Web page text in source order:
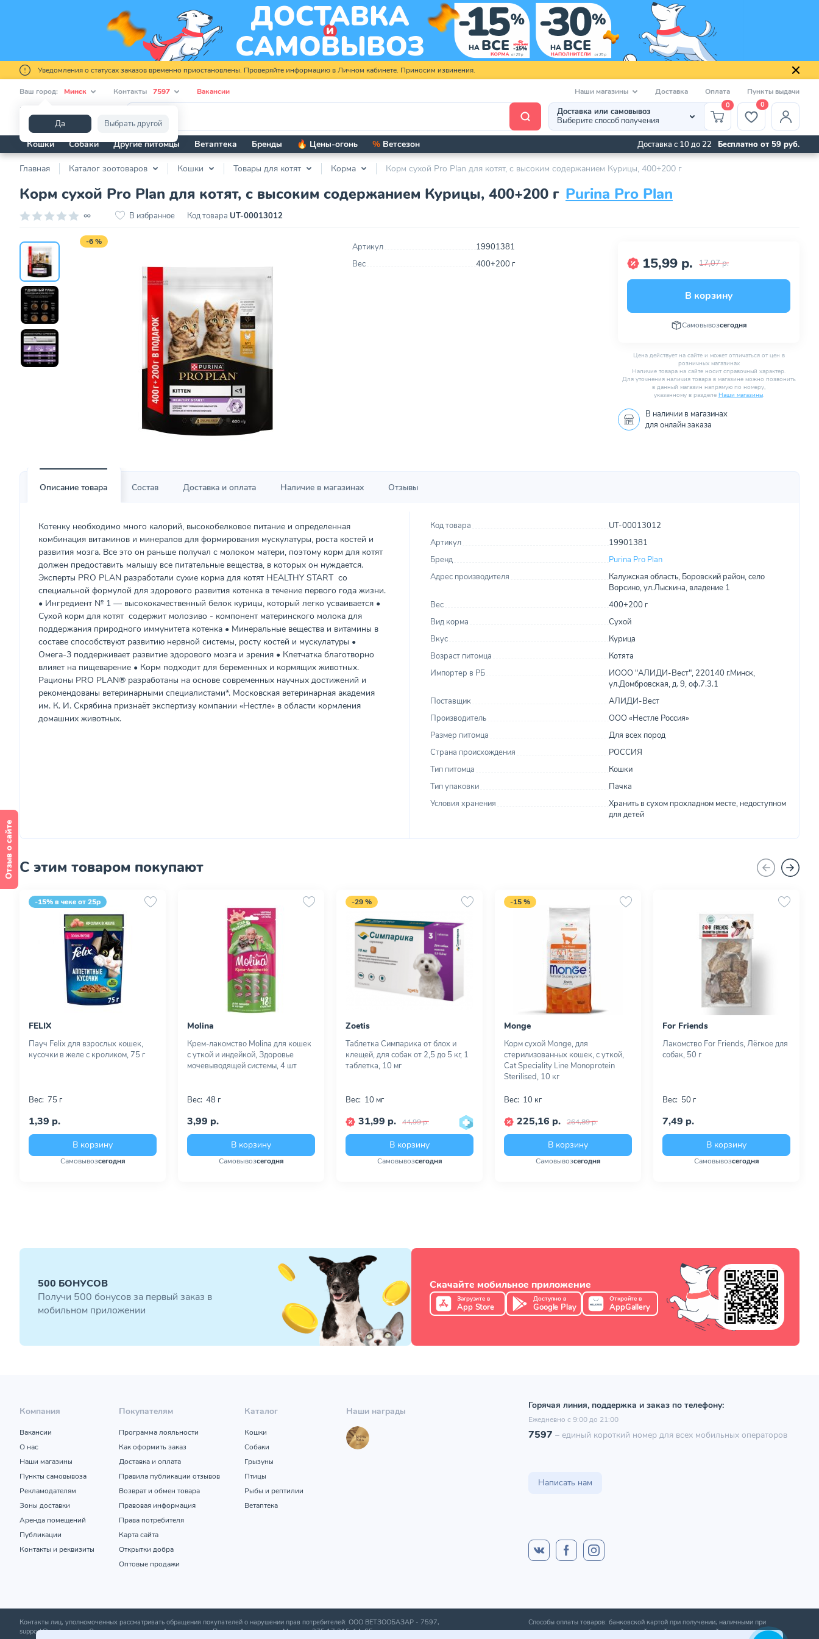
Уведомления о статусах заказов временно приостановлены. Проверяйте информацию в Личном кабинете. Приносим извинения.
Ваш город: Минск
Да Выбрать другой
Контакты 7597 Вакансии Наши магазины Доставка Оплата Пункты выдачи
Доставка или самовывоз
Выберите способ получения
0 0
Кошки Собаки Другие питомцы Ветаптека Бренды 🔥 Цены-огонь % Ветсезон Доставка с 10 до 22 Бесплатно от 59 руб.
Главная Каталог зоотоваров Кошки Товары для котят Корма Корм сухой Pro Plan для котят, с высоким содержанием Курицы, 400+200 г
Корм сухой Pro Plan для котят, с высоким содержанием Курицы, 400+200 г Purina Pro Plan
∞ В избранное Код товара UT-00013012
-6 % Артикул
19901381
Вес
400+200 г 15,99 р. 17,07 р.
В корзину
Самовывозсегодня
Цена действует на сайте и может отличаться от цен в
розничных магазинах
Наличие товара на сайте носит справочный характер.
Для уточнения наличия товара в магазине можно позвонить
в данный магазин напрямую по номеру,
указанному в разделе Наши магазины.
В наличии в магазинах
для онлайн заказа
Описание товара Состав Доставка и оплата Наличие в магазинах Отзывы
Котенку необходимо много калорий, высокобелковое питание и определенная
комбинация витаминов и минералов для формирования мускулатуры, роста костей и
развития мозга. Все это он раньше получал с молоком матери, поэтому корм для котят
должен предоставить малышу все питательные вещества, в которых он нуждается.
Эксперты PRO PLAN разработали сухие корма для котят HEALTHY START со
специальной формулой для здорового развития котенка в течение первого года жизни.
• Ингредиент № 1 — высококачественный белок курицы, который легко усваивается •
Сухой корм для котят содержит молозиво - компонент материнского молока для
поддержания природного иммунитета котенка • Минеральные вещества и витамины в
составе способствуют развитию нервной системы, росту костей и мускулатуры •
Омега-3 поддерживает развитие здорового мозга и зрения • Клетчатка благотворно
влияет на пищеварение • Корм подходит для беременных и кормящих животных.
Рационы PRO PLAN® разработаны на основе современных научных достижений и
рекомендованы ветеринарными специалистами*. Московская ветеринарная академия
им. К. И. Скрябина признаёт экспертизу компании «Нестле» в области кормления
домашних животных.
Код товара
UT-00013012
Артикул
19901381
Бренд
Purina Pro Plan
Адрес производителя
Калужская область, Боровский район, село
Ворсино, ул.Лыскина, владение 1
Вес
400+200 г
Вид корма
Сухой
Вкус
Курица
Возраст питомца
Котята
Импортер в РБ
ИООО "АЛИДИ-Вест", 220140 г.Минск,
ул.Домбровская, д. 9, оф.7.3.1
Поставщик
АЛИДИ-Вест
Производитель
ООО «Нестле Россия»
Размер питомца
Для всех пород
Страна происхождения
РОССИЯ
Тип питомца
Кошки
Тип упаковки
Пачка
Условия хранения
Хранить в сухом прохладном месте, недоступном
для детей
С этим товаром покупают
-15% в чеке от 25р
FELIX
Пауч Felix для взрослых кошек,
кусочки в желе с кроликом, 75 г
Вес: 75 г
1,39 р.
В корзину
Самовывозсегодня
Molina
Крем-лакомство Molina для кошек
с уткой и индейкой, Здоровье
мочевыводящей системы, 4 шт
Вес: 48 г
3,99 р.
В корзину
Самовывозсегодня
-29 %
Zoetis
Таблетка Симпарика от блох и
клещей, для собак от 2,5 до 5 кг, 1
таблетка, 10 мг
Вес: 10 мг
31,99 р. 44,99 р.
В корзину
Самовывозсегодня
-15 %
Monge
Корм сухой Monge, для
стерилизованных кошек, с уткой,
Cat Speciality Line Monoprotein
Sterilised, 10 кг
Вес: 10 кг
225,16 р. 264,89 р.
В корзину
Самовывозсегодня
For Friends
Лакомство For Friends, Лёгкое для
собак, 50 г
Вес: 50 г
7,49 р.
В корзину
Самовывозсегодня
500 БОНУСОВ
Получи 500 бонусов за первый заказ в
мобильном приложении
Скачайте мобильное приложение
Загрузите в
App Store
Доступно в
Google Play
Откройте в
AppGallery
Горячая линия, поддержка и заказ по телефону:
Ежедневно с 9:00 до 21:00
7597 – единый короткий номер для всех мобильных операторов
Написать нам
Компания
Вакансии
О нас
Наши магазины
Пункты самовывоза
Рекламодателям
Зоны доставки
Аренда помещений
Публикации
Контакты и реквизиты
Покупателям
Программа лояльности
Как оформить заказ
Доставка и оплата
Правила публикации отзывов
Возврат и обмен товара
Правовая информация
Права потребителя
Карта сайта
Открытки добра
Оптовые продажи
Каталог
Кошки
Собаки
Грызуны
Птицы
Рыбы и рептилии
Ветаптека
Наши награды
Способы оплаты товаров: банковской картой при получении; наличными при
получении; оплата банковской картой онлайн; оплата картой рассрочки.
Контакты лиц, уполномоченных рассматривать обращения покупателей о нарушении прав потребителей: ООО ВЕТЗООБАЗАР - 7597,
support@zoobazar.by; Отдел торговли и услуг Администрации Первомайского р-на г. Минска+375 17 215-14-65.
Отзыв о сайте